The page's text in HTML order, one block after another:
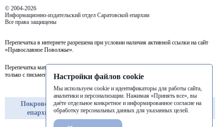
© 2004-2026
Информационно-издательский отдел Саратовской епархии
Все права защищены
Перепечатка в интернете разрешена при условии наличия активной ссылки на сайт
«Православное Поволжье».
Перепечатка материалов портала в печатных изданиях (книгах, прессе) возможна
только с письменного разрешения редакции.
Покровская
епархия
Балашовская
епархия
Балаковская
епархия
Настройки файлов cookie
Мы используем cookie и идентификаторы для работы сайта,
аналитики и персонализации. Нажимая «Принять все», вы
даёте отдельное конкретное и информированное согласие на
обработку персональных данных для указанных целей.